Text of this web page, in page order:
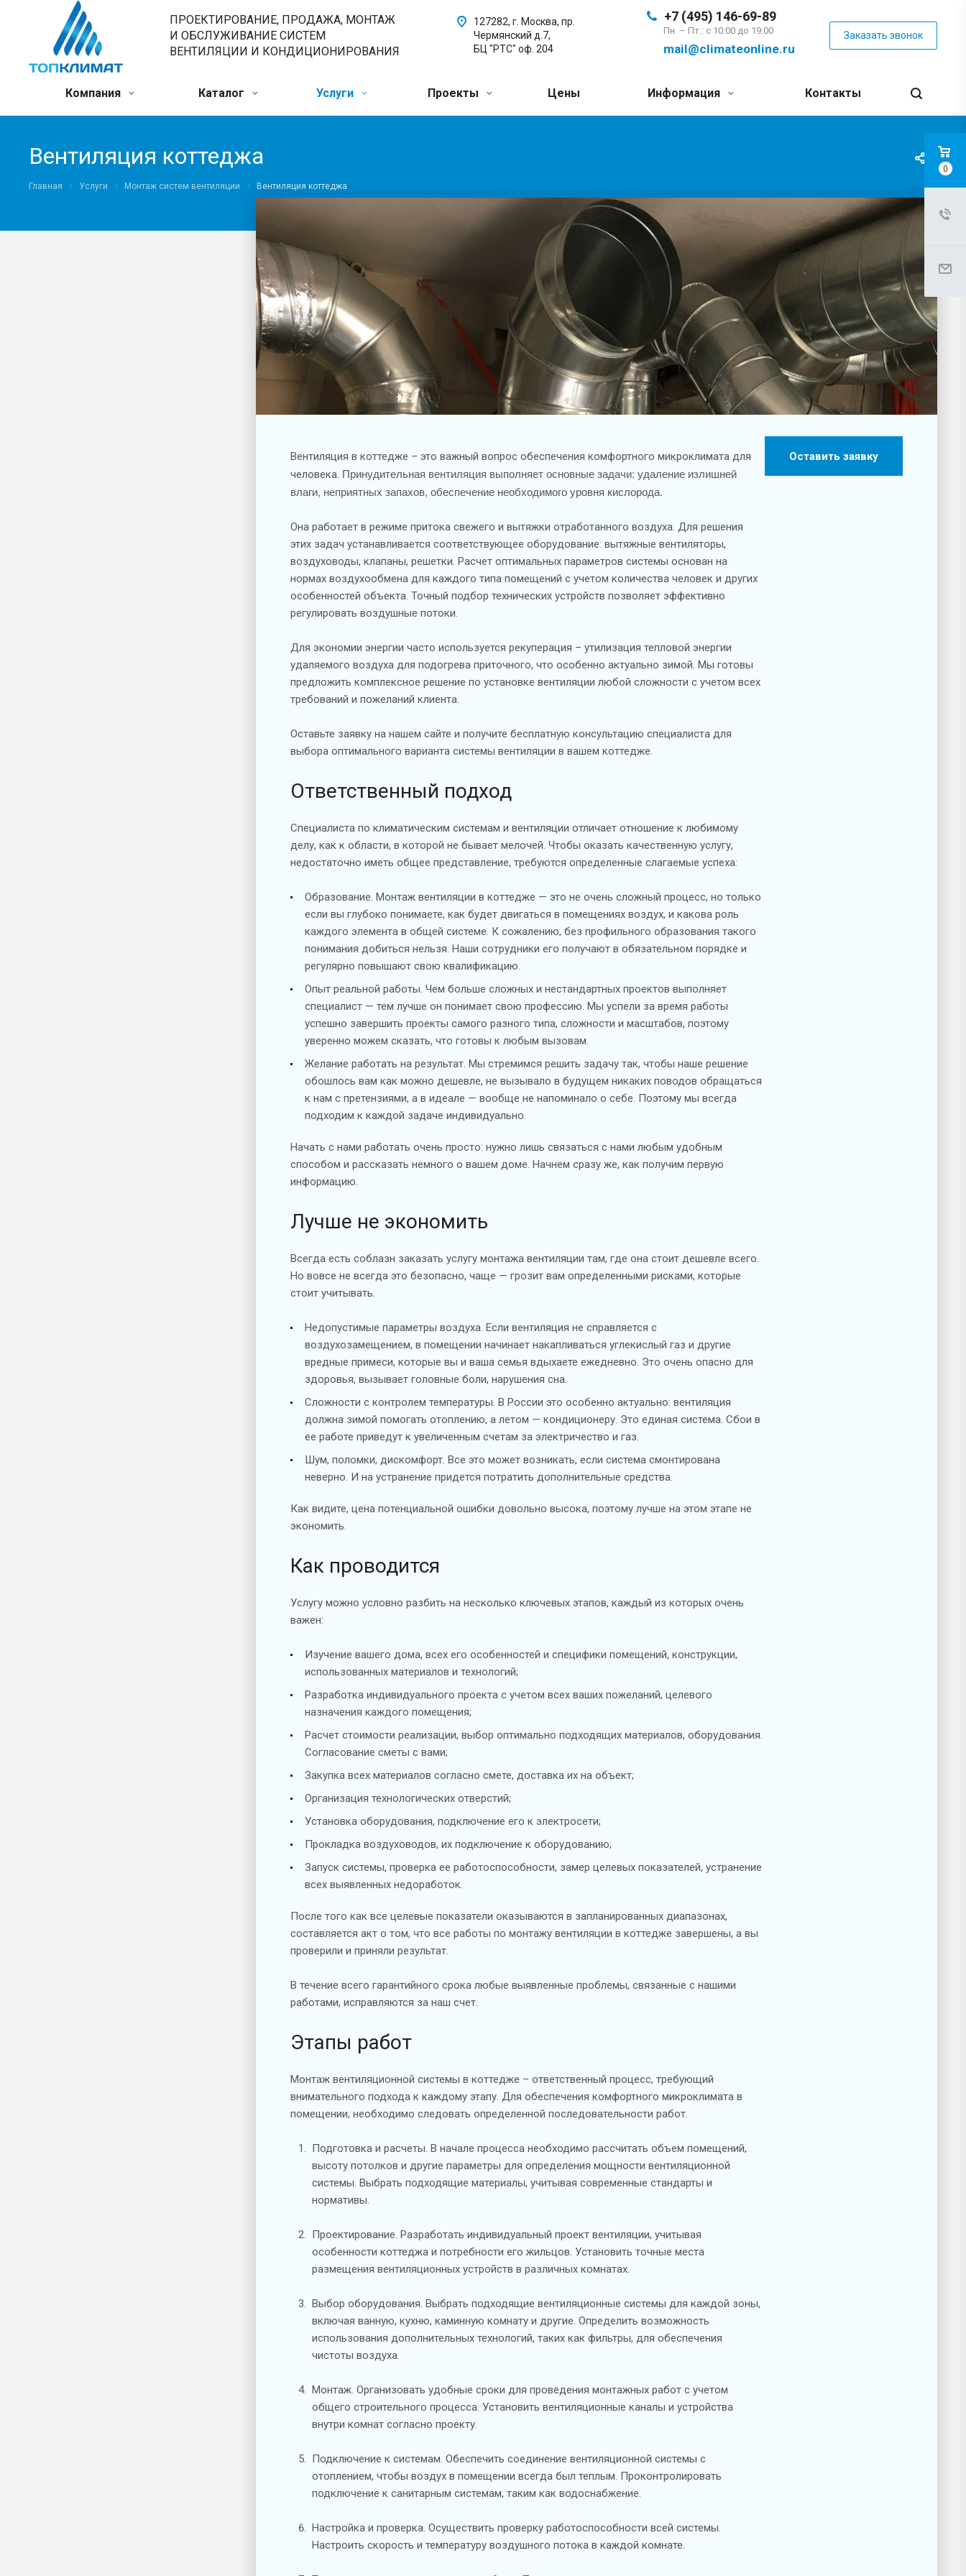
ПРОЕКТИРОВАНИЕ, ПРОДАЖА, МОНТАЖ
И ОБСЛУЖИВАНИЕ СИСТЕМ
ВЕНТИЛЯЦИИ И КОНДИЦИОНИРОВАНИЯ
+7 (495) 146-69-89
Пн. – Пт.: с 10:00 до 19:00
mail@climateonline.ru
Заказать звонок
127282, г. Москва, пр.
Чермянский д.7,
БЦ "РТС" оф. 204
Компания Каталог Услуги Проекты Цены Информация Контакты
Вентиляция коттеджа
Главная Услуги Монтаж систем вентиляции Вентиляция коттеджа
Вентиляция в коттедже – это важный вопрос обеспечения комфортного микроклимата для
человека. Принудительная вентиляция выполняет основные задачи: удаление излишней
влаги, неприятных запахов, обеспечение необходимого уровня кислорода.
Она работает в режиме притока свежего и вытяжки отработанного воздуха. Для решения
этих задач устанавливается соответствующее оборудование: вытяжные вентиляторы,
воздуховоды, клапаны, решетки. Расчет оптимальных параметров системы основан на
нормах воздухообмена для каждого типа помещений с учетом количества человек и других
особенностей объекта. Точный подбор технических устройств позволяет эффективно
регулировать воздушные потоки.
Для экономии энергии часто используется рекуперация – утилизация тепловой энергии
удаляемого воздуха для подогрева приточного, что особенно актуально зимой. Мы готовы
предложить комплексное решение по установке вентиляции любой сложности с учетом всех
требований и пожеланий клиента.
Оставьте заявку на нашем сайте и получите бесплатную консультацию специалиста для
выбора оптимального варианта системы вентиляции в вашем коттедже.
Ответственный подход
Специалиста по климатическим системам и вентиляции отличает отношение к любимому
делу, как к области, в которой не бывает мелочей. Чтобы оказать качественную услугу,
недостаточно иметь общее представление, требуются определенные слагаемые успеха:
Образование. Монтаж вентиляции в коттедже — это не очень сложный процесс, но только
если вы глубоко понимаете, как будет двигаться в помещениях воздух, и какова роль
каждого элемента в общей системе. К сожалению, без профильного образования такого
понимания добиться нельзя. Наши сотрудники его получают в обязательном порядке и
регулярно повышают свою квалификацию.
Опыт реальной работы. Чем больше сложных и нестандартных проектов выполняет
специалист — тем лучше он понимает свою профессию. Мы успели за время работы
успешно завершить проекты самого разного типа, сложности и масштабов, поэтому
уверенно можем сказать, что готовы к любым вызовам.
Желание работать на результат. Мы стремимся решить задачу так, чтобы наше решение
обошлось вам как можно дешевле, не вызывало в будущем никаких поводов обращаться
к нам с претензиями, а в идеале — вообще не напоминало о себе. Поэтому мы всегда
подходим к каждой задаче индивидуально.
Начать с нами работать очень просто: нужно лишь связаться с нами любым удобным
способом и рассказать немного о вашем доме. Начнем сразу же, как получим первую
информацию.
Лучше не экономить
Всегда есть соблазн заказать услугу монтажа вентиляции там, где она стоит дешевле всего.
Но вовсе не всегда это безопасно, чаще — грозит вам определенными рисками, которые
стоит учитывать.
Недопустимые параметры воздуха. Если вентиляция не справляется с
воздухозамещением, в помещении начинает накапливаться углекислый газ и другие
вредные примеси, которые вы и ваша семья вдыхаете ежедневно. Это очень опасно для
здоровья, вызывает головные боли, нарушения сна.
Сложности с контролем температуры. В России это особенно актуально: вентиляция
должна зимой помогать отоплению, а летом — кондиционеру. Это единая система. Сбои в
ее работе приведут к увеличенным счетам за электричество и газ.
Шум, поломки, дискомфорт. Все это может возникать, если система смонтирована
неверно. И на устранение придется потратить дополнительные средства.
Как видите, цена потенциальной ошибки довольно высока, поэтому лучше на этом этапе не
экономить.
Как проводится
Услугу можно условно разбить на несколько ключевых этапов, каждый из которых очень
важен:
Изучение вашего дома, всех его особенностей и специфики помещений, конструкции,
использованных материалов и технологий;
Разработка индивидуального проекта с учетом всех ваших пожеланий, целевого
назначения каждого помещения;
Расчет стоимости реализации, выбор оптимально подходящих материалов, оборудования.
Согласование сметы с вами;
Закупка всех материалов согласно смете, доставка их на объект;
Организация технологических отверстий;
Установка оборудования, подключение его к электросети;
Прокладка воздуховодов, их подключение к оборудованию;
Запуск системы, проверка ее работоспособности, замер целевых показателей, устранение
всех выявленных недоработок.
После того как все целевые показатели оказываются в запланированных диапазонах,
составляется акт о том, что все работы по монтажу вентиляции в коттедже завершены, а вы
проверили и приняли результат.
В течение всего гарантийного срока любые выявленные проблемы, связанные с нашими
работами, исправляются за наш счет.
Этапы работ
Монтаж вентиляционной системы в коттедже – ответственный процесс, требующий
внимательного подхода к каждому этапу. Для обеспечения комфортного микроклимата в
помещении, необходимо следовать определенной последовательности работ.
Подготовка и расчеты. В начале процесса необходимо рассчитать объем помещений,
высоту потолков и другие параметры для определения мощности вентиляционной
системы. Выбрать подходящие материалы, учитывая современные стандарты и
нормативы.
Проектирование. Разработать индивидуальный проект вентиляции, учитывая
особенности коттеджа и потребности его жильцов. Установить точные места
размещения вентиляционных устройств в различных комнатах.
Выбор оборудования. Выбрать подходящие вентиляционные системы для каждой зоны,
включая ванную, кухню, каминную комнату и другие. Определить возможность
использования дополнительных технологий, таких как фильтры, для обеспечения
чистоты воздуха.
Монтаж. Организовать удобные сроки для проведения монтажных работ с учетом
общего строительного процесса. Установить вентиляционные каналы и устройства
внутри комнат согласно проекту.
Подключение к системам. Обеспечить соединение вентиляционной системы с
отоплением, чтобы воздух в помещении всегда был теплым. Проконтролировать
подключение к санитарным системам, таким как водоснабжение.
Настройка и проверка. Осуществить проверку работоспособности всей системы.
Настроить скорость и температуру воздушного потока в каждой комнате.
Оставить заявку
0